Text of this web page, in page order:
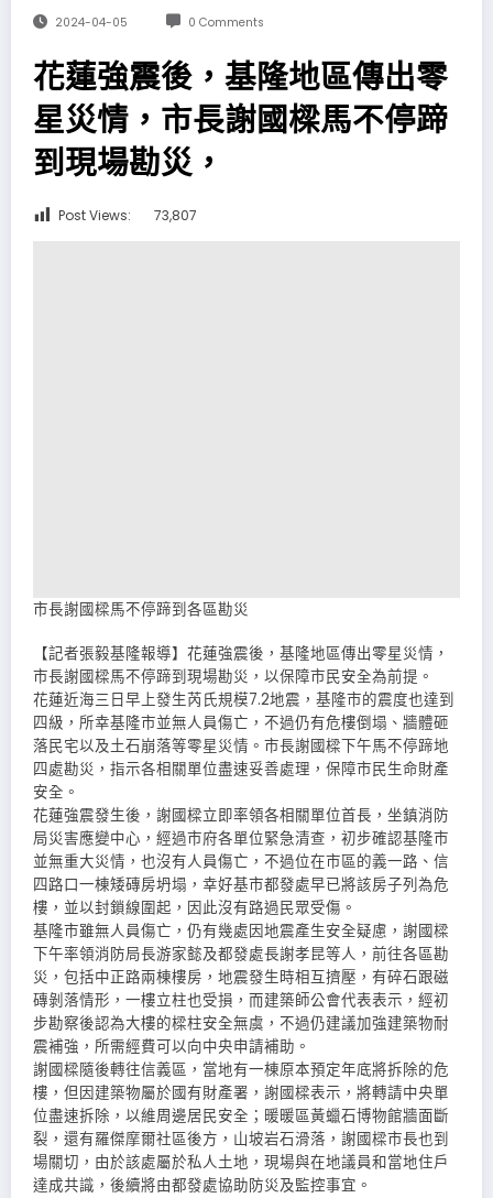
2024-04-05 0 Comments
花蓮強震後，基隆地區傳出零
星災情，市長謝國樑馬不停蹄
到現場勘災，
Post Views: 73,807
市長謝國樑馬不停蹄到各區勘災
【記者張毅基隆報導】花蓮強震後，基隆地區傳出零星災情，
市長謝國樑馬不停蹄到現場勘災，以保障市民安全為前提。
花蓮近海三日早上發生芮氏規模7.2地震，基隆市的震度也達到
四級，所幸基隆市並無人員傷亡，不過仍有危樓倒塌、牆體砸
落民宅以及土石崩落等零星災情。市長謝國樑下午馬不停蹄地
四處勘災，指示各相關單位盡速妥善處理，保障市民生命財產
安全。
花蓮強震發生後，謝國樑立即率領各相關單位首長，坐鎮消防
局災害應變中心，經過市府各單位緊急清查，初步確認基隆市
並無重大災情，也沒有人員傷亡，不過位在市區的義一路、信
四路口一棟矮磚房坍塌，幸好基市都發處早已將該房子列為危
樓，並以封鎖線圍起，因此沒有路過民眾受傷。
基隆市雖無人員傷亡，仍有幾處因地震產生安全疑慮，謝國樑
下午率領消防局長游家懿及都發處長謝孝昆等人，前往各區勘
災，包括中正路兩棟樓房，地震發生時相互擠壓，有碎石跟磁
磚剝落情形，一樓立柱也受損，而建築師公會代表表示，經初
步勘察後認為大樓的樑柱安全無虞，不過仍建議加強建築物耐
震補強，所需經費可以向中央申請補助。
謝國樑隨後轉往信義區，當地有一棟原本預定年底將拆除的危
樓，但因建築物屬於國有財產署，謝國樑表示，將轉請中央單
位盡速拆除，以維周邊居民安全；暖暖區黃蠟石博物館牆面斷
裂，還有羅傑摩爾社區後方，山坡岩石滑落，謝國樑市長也到
場關切，由於該處屬於私人土地，現場與在地議員和當地住戶
達成共識，後續將由都發處協助防災及監控事宜。